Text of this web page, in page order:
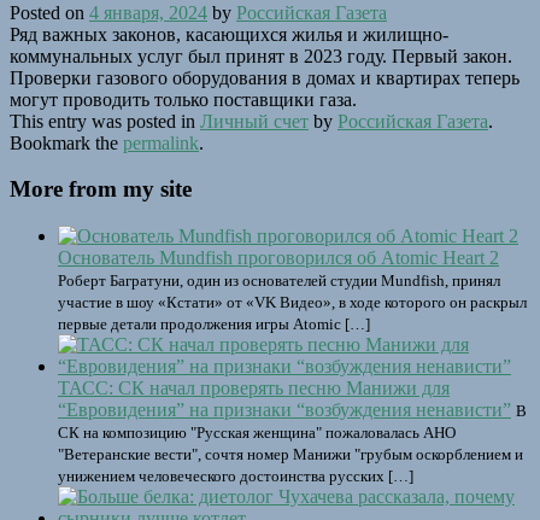
Posted on 4 января, 2024 by Российская Газета
Ряд важных законов, касающихся жилья и жилищно-
коммунальных услуг был принят в 2023 году. Первый закон.
Проверки газового оборудования в домах и квартирах теперь
могут проводить только поставщики газа.
This entry was posted in Личный счет by Российская Газета.
Bookmark the permalink.
More from my site
Основатель Mundfish проговорился об Atomic Heart 2
Роберт Багратуни, один из основателей студии Mundfish, принял
участие в шоу «Кстати» от «VK Видео», в ходе которого он раскрыл
первые детали продолжения игры Atomic […]
ТАСС: СК начал проверять песню Манижи для
“Евровидения” на признаки “возбуждения ненависти” В
СК на композицию "Русская женщина" пожаловалась АНО
"Ветеранские вести", сочтя номер Манижи "грубым оскорблением и
унижением человеческого достоинства русских […]